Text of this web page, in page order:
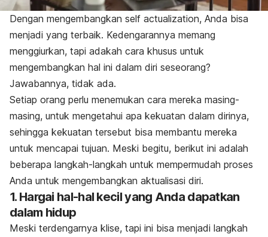
Dengan mengembangkan self actualization, Anda bisa
menjadi yang terbaik. Kedengarannya memang
menggiurkan, tapi adakah cara khusus untuk
mengembangkan hal ini dalam diri seseorang?
Jawabannya, tidak ada.
Setiap orang perlu menemukan cara mereka masing-
masing, untuk mengetahui apa kekuatan dalam dirinya,
sehingga kekuatan tersebut bisa membantu mereka
untuk mencapai tujuan. Meski begitu, berikut ini adalah
beberapa langkah-langkah untuk mempermudah proses
Anda untuk mengembangkan aktualisasi diri.
1. Hargai hal-hal kecil yang Anda dapatkan
dalam hidup
Meski terdengarnya klise, tapi ini bisa menjadi langkah